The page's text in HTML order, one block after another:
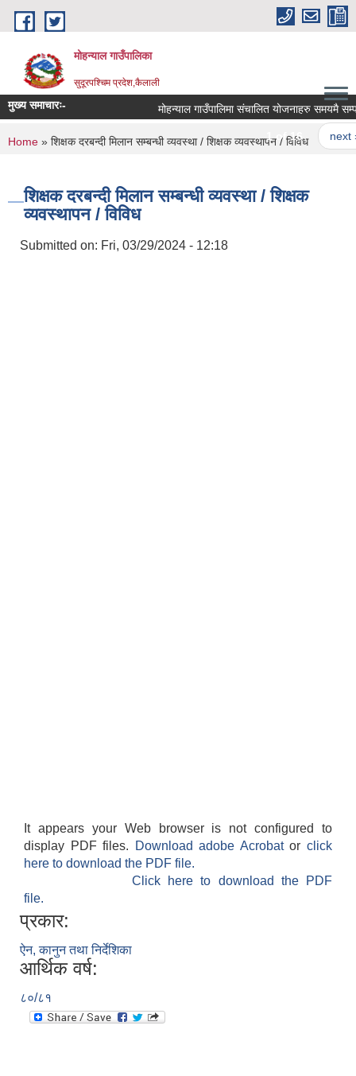
Skip to main content
मोहन्याल गाउँपालिका
सुदूरपश्चिम प्रदेश,कैलाली
मुख्य समाचारः- मोहन्याल गाउँपालिमा संचालित योजनाहरु समयमै
1 of 16 next ›
You are here
Home » शिक्षक दरबन्दी मिलान सम्बन्धी व्यवस्था / शिक्षक व्यवस्थापन / विविध
शिक्षक दरबन्दी मिलान सम्बन्धी व्यवस्था / शिक्षक
व्यवस्थापन / विविध
Submitted on: Fri, 03/29/2024 - 12:18
It appears your Web browser is not configured to
display PDF files.
Download adobe Acrobatorclick
here to download the PDF file.
Click here to download the PDF
file.
प्रकार:
ऐन, कानुन तथा निर्देशिका
आर्थिक वर्ष:
८०/८१